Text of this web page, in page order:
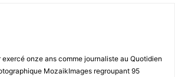
onze ans comme journaliste au Quotidien
MozaikImages regroupant 95